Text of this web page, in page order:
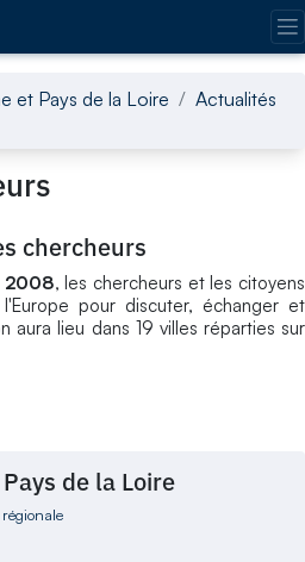
et Pays de la Loire
Actualités
chercheurs
2008, les chercheurs et les citoyens
pour discuter, échanger et
aura lieu dans 19 villes réparties sur
de la Loire